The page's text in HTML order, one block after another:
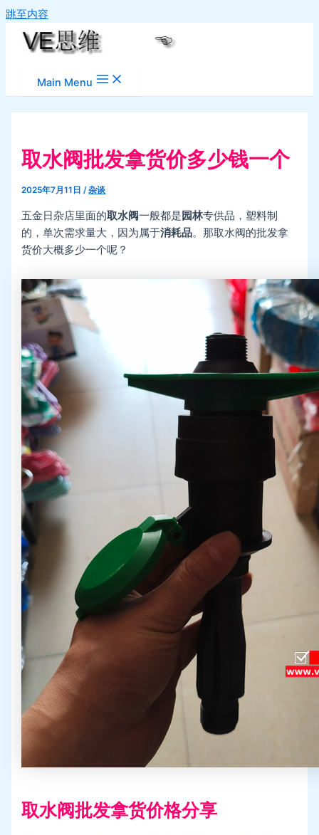
跳至内容
Main Menu
取水阀批发拿货价多少钱一个
2025年7月11日/杂谈
五金日杂店里面的取水阀一般都是 园林专供品，塑料制
的，单次需求量大，因为属于消耗品。那取水阀的批发拿
货价大概多少一个呢？
取水阀批发拿货价格分享